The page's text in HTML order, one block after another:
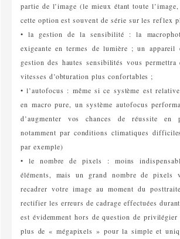
partie de l’image (le mieux étant toute
cette option est souvent de série sur les reflex
• la gestion de la sensibilité : la
exigeante en termes de lumière ; un appareil
gestion des hautes sensibilités vous
vitesses d’obturation plus confortables ;
• l’autofocus : même si ce système est
en macro pure, un système autofocus
d’augmenter vos chances de réussite en
notamment par conditions climatiques
par exemple)
• le nombre de pixels : moins
éléments, mais un grand nombre de pixels
recadrer votre image au moment du
rectifier les erreurs de cadrage effectuées
est évidemment hors de question de privilégier
plus de « mégapixels » pour la simple et